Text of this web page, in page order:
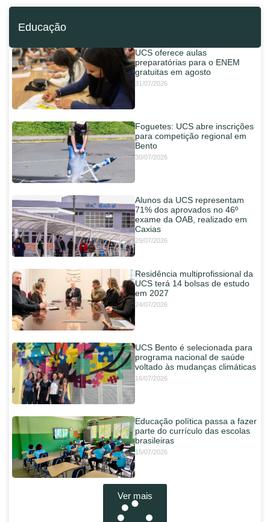
Educação
UCS oferece aulas
preparatórias para o ENEM
gratuitas em agosto
31/07/2026
Foguetes: UCS abre inscrições
para competição regional em
Bento
30/07/2026
Alunos da UCS representam
71% dos aprovados no 46º
exame da OAB, realizado em
Caxias
29/07/2026
Residência multiprofissional da
UCS terá 14 bolsas de estudo
em 2027
24/07/2026
UCS Bento é selecionada para
programa nacional de saúde
voltado às mudanças climáticas
16/07/2026
Educação política passa a fazer
parte do currículo das escolas
brasileiras
15/07/2026
Ver mais